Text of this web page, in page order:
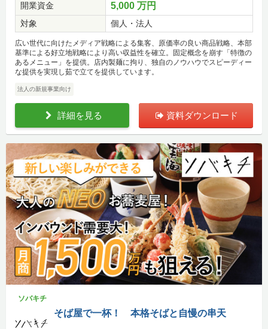
開業資金
5,000 万円
対象 個人・法人
広い世代に向けたメディア戦略による集客、原価率の良い商品戦略、本部
基準による好立地戦略により高い収益性を確立。固定概念を崩す「特徴の
あるメニュー」を提供。店内製麺に拘り、独自のノウハウでスピーディー
な提供を実現し茹で立てを提供しています。
法人の新規事業向け
詳細を見る 資料ダウンロード
ソバキチ
そば屋で一杯！ 本格そばと自慢の串天